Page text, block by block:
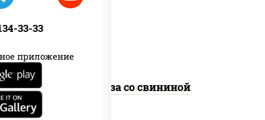
33-33
приложение
болгарский, кабачки, соус
Фунчоза со свининой